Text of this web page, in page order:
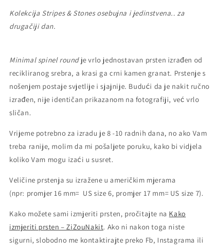
Kolekcija Stripes & Stones osebujna i jedinstvena.. za
drugačiji dan.
Minimal spinel round je vrlo jednostavan prsten izrađen od
recikliranog srebra, a krasi ga crni kamen granat. Prstenje s
nošenjem postaje svjetlije i sjajnije. Budući da je nakit ručno
izrađen, nije identičan prikazanom na fotografiji, već vrlo
sličan.
Vrijeme potrebno za izradu je 8 -10 radnih dana, no ako Vam
treba ranije, molim da mi pošaljete poruku, kako bi vidjela
koliko Vam mogu izaći u susret.
Veličine prstenja su izražene u američkim mjerama
(npr: promjer 16 mm= US size 6, promjer 17 mm= US size 7).
Kako možete sami izmjeriti prsten, pročitajte na Kako
izmjeriti prsten – ZiZouNakit. Ako ni nakon toga niste
sigurni, slobodno me kontaktirajte preko Fb, Instagrama ili